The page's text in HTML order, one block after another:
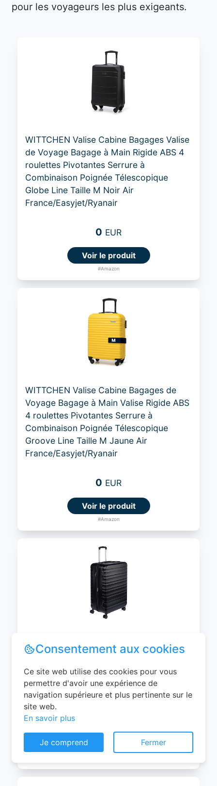
pour les voyageurs les plus exigeants.
WITTCHEN Valise Cabine Bagages Valise
de Voyage Bagage à Main Rigide ABS 4
roulettes Pivotantes Serrure à
Combinaison Poignée Télescopique
Globe Line Taille M Noir Air
France/Easyjet/Ryanair
0 EUR
Voir le produit
#Amazon
WITTCHEN Valise Cabine Bagages de
Voyage Bagage à Main Valise Rigide ABS
4 roulettes Pivotantes Serrure à
Combinaison Poignée Télescopique
Groove Line Taille M Jaune Air
France/Easyjet/Ryanair
0 EUR
Voir le produit
#Amazon
Bagage de Voyage en ABS avec 4
Doubles Roues Rotatives - Structure
Légère et Anti-Rayures - 52,6cm x
32,0cm x 78,0cm - Noir
Voir le produit
Consentement aux cookies
permettre d'avoir une expérience de